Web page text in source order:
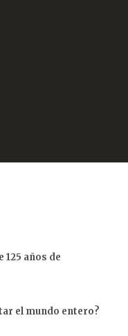
125 años de
el mundo entero?